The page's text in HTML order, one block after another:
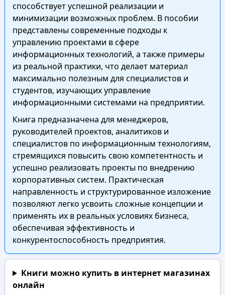
способствует успешной реализации и
минимизации возможных проблем. В пособии
представлены современные подходы к
управлению проектами в сфере
информационных технологий, а также примеры
из реальной практики, что делает материал
максимально полезным для специалистов и
студентов, изучающих управление
информационными системами на предприятии.
Книга предназначена для менеджеров,
руководителей проектов, аналитиков и
специалистов по информационным технологиям,
стремящихся повысить свою компетентность и
успешно реализовать проекты по внедрению
корпоративных систем. Практическая
направленность и структурированное изложение
позволяют легко усвоить сложные концепции и
применять их в реальных условиях бизнеса,
обеспечивая эффективность и
конкурентоспособность предприятия.
Книги можно купить в интернет магазинах
онлайн